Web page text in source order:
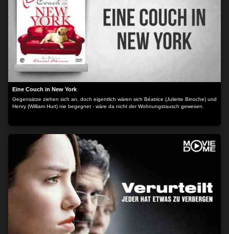
Eine Couch in New York
Gegensätze ziehen sich an, doch eigentlich wären sich Béatrice (Juliette Binoche) und
Henry (William Hurt) nie begegnet - wäre da nicht der Wohnungstausch gewesen.